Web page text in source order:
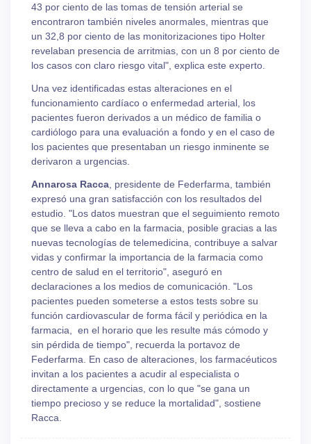
43 por ciento de las tomas de tensión arterial se
encontraron también niveles anormales, mientras que
un 32,8 por ciento de las monitorizaciones tipo Holter
revelaban presencia de arritmias, con un 8 por ciento de
los casos con claro riesgo vital", explica este experto.
Una vez identificadas estas alteraciones en el
funcionamiento cardíaco o enfermedad arterial, los
pacientes fueron derivados a un médico de familia o
cardiólogo para una evaluación a fondo y en el caso de
los pacientes que presentaban un riesgo inminente se
derivaron a urgencias.
Annarosa Racca , presidente de Federfarma, también
expresó una gran satisfacción con los resultados del
estudio. "Los datos muestran que el seguimiento remoto
que se lleva a cabo en la farmacia, posible gracias a las
nuevas tecnologías de telemedicina, contribuye a salvar
vidas y confirmar la importancia de la farmacia como
centro de salud en el territorio", aseguró en
declaraciones a los medios de comunicación. "Los
pacientes pueden someterse a estos tests sobre su
función cardiovascular de forma fácil y periódica en la
farmacia, en el horario que les resulte más cómodo y
sin pérdida de tiempo", recuerda la portavoz de
Federfarma. En caso de alteraciones, los farmacéuticos
invitan a los pacientes a acudir al especialista o
directamente a urgencias, con lo que "se gana un
tiempo precioso y se reduce la mortalidad", sostiene
Racca.